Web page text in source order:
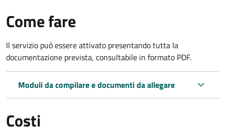
Come fare
Il servizio può essere attivato presentando tutta la
documentazione prevista, consultabile in formato PDF.
Moduli da compilare e documenti da allegare
Costi